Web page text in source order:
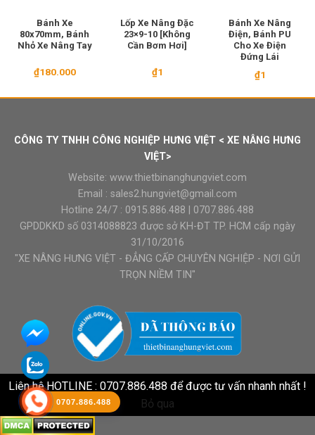
Bánh Xe
80x70mm, Bánh
Nhỏ Xe Nâng Tay
₫180.000
Lốp Xe Nâng Đặc
23×9-10 [Không
Cần Bơm Hơi]
₫1
Bánh Xe Nâng
Điện, Bánh PU
Cho Xe Điện
Đứng Lái
₫1
CÔNG TY TNHH CÔNG NGHIỆP HƯNG VIỆT < XE NÂNG HƯNG
VIỆT>
Website: www.thietbinanghungviet.com
Email : sales2.hungviet@gmail.com
Hotline 24/7 : 0915.886.488
0707.886.488
GPDDKKD số 0314088823 được sở KH-ĐT TP. HCM cấp ngày
31/10/2016
"XE NÂNG HƯNG VIỆT - ĐẲNG CẤP CHUYÊN NGHIỆP - NƠI GỬI
TRỌN NIỀM TIN"
Liên hệ HOTLINE : 0707.886.488 để được tư vấn nhanh nhất !
Bỏ qua
0707.886.488